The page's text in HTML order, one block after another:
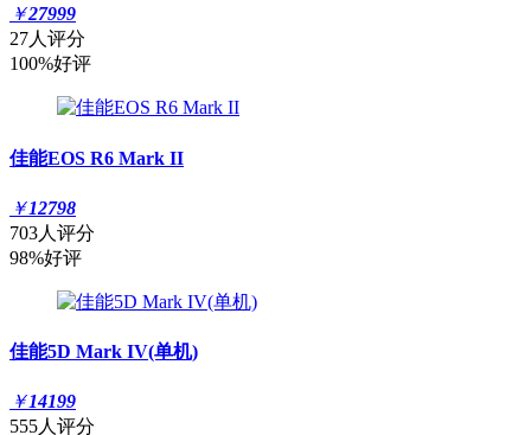
￥27999
27人评分
100%好评
佳能EOS R6 Mark II
￥12798
703人评分
98%好评
佳能5D Mark IV(单机)
￥14199
555人评分